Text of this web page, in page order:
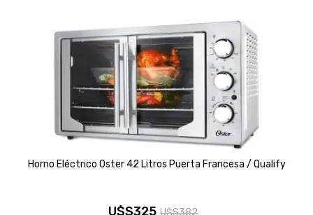
Horno Eléctrico Oster 42 Litros Puerta Francesa / Qualify
U$S382
U$S325